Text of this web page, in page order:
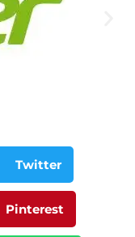
Twitter
Pinterest